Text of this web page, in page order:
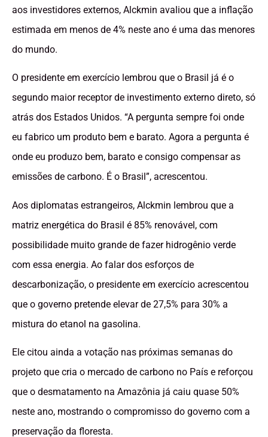
aos investidores externos, Alckmin avaliou que a inflação
estimada em menos de 4% neste ano é uma das menores
do mundo.
O presidente em exercício lembrou que o Brasil já é o
segundo maior receptor de investimento externo direto, só
atrás dos Estados Unidos. “A pergunta sempre foi onde
eu fabrico um produto bem e barato. Agora a pergunta é
onde eu produzo bem, barato e consigo compensar as
emissões de carbono. É o Brasil”, acrescentou.
Aos diplomatas estrangeiros, Alckmin lembrou que a
matriz energética do Brasil é 85% renovável, com
possibilidade muito grande de fazer hidrogênio verde
com essa energia. Ao falar dos esforços de
descarbonização, o presidente em exercício acrescentou
que o governo pretende elevar de 27,5% para 30% a
mistura do etanol na gasolina.
Ele citou ainda a votação nas próximas semanas do
projeto que cria o mercado de carbono no País e reforçou
que o desmatamento na Amazônia já caiu quase 50%
neste ano, mostrando o compromisso do governo com a
preservação da floresta.